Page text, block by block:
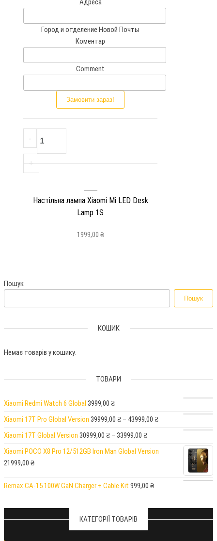
e
d
s
Адреса
Город и отделение Новой Почты
Коментар
Comment
Замовити зараз!
-
+
Настільна лампа Xiaomi Mi LED Desk
Lamp 1S
1999,00 ₴
Пошук
Пошук
КОШИК
Немає товарів у кошику.
ТОВАРИ
Xiaomi Redmi Watch 6 Global 3999,00 ₴
Xiaomi 17T Pro Global Version 39999,00 ₴ – 43999,00 ₴
Xiaomi 17T Global Version 30999,00 ₴ – 33999,00 ₴
Xiaomi POCO X8 Pro 12/512GB Iron Man Global Version
21999,00 ₴
Remax CA-15 100W GaN Charger + Cable Kit 999,00 ₴
КАТЕГОРІЇ ТОВАРІВ